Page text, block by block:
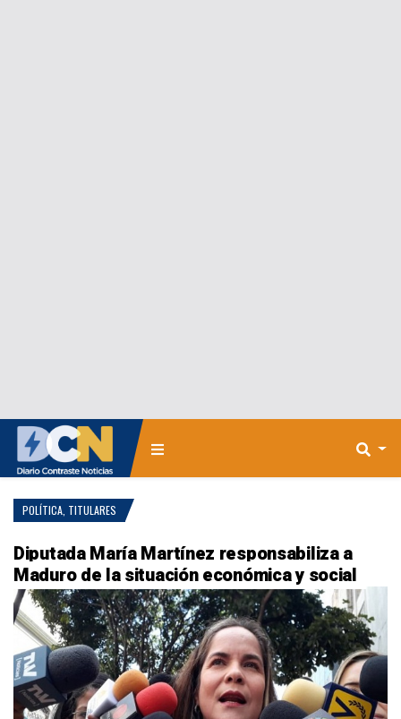
POLÍTICA TITULARES
Diputada María Martínez responsabiliza a
Maduro de la situación económica y social